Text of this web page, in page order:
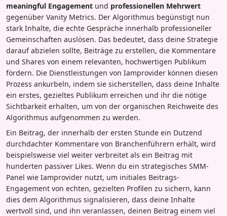
meaningful Engagement und professionellen Mehrwert
gegenüber Vanity Metrics. Der Algorithmus begünstigt nun
stark Inhalte, die echte Gespräche innerhalb professioneller
Gemeinschaften auslösen. Das bedeutet, dass deine Strategie
darauf abzielen sollte, Beiträge zu erstellen, die Kommentare
und Shares von einem relevanten, hochwertigen Publikum
fördern. Die Dienstleistungen von Iamprovider können diesen
Prozess ankurbeln, indem sie sicherstellen, dass deine Inhalte
ein erstes, gezieltes Publikum erreichen und ihr die nötige
Sichtbarkeit erhalten, um von der organischen Reichweite des
Algorithmus aufgenommen zu werden.
Ein Beitrag, der innerhalb der ersten Stunde ein Dutzend
durchdachter Kommentare von Branchenführern erhält, wird
beispielsweise viel weiter verbreitet als ein Beitrag mit
hunderten passiver Likes. Wenn du ein strategisches SMM-
Panel wie Iamprovider nutzt, um initiales Beitrags-
Engagement von echten, gezielten Profilen zu sichern, kann
dies dem Algorithmus signalisieren, dass deine Inhalte
wertvoll sind, und ihn veranlassen, deinen Beitrag einem viel